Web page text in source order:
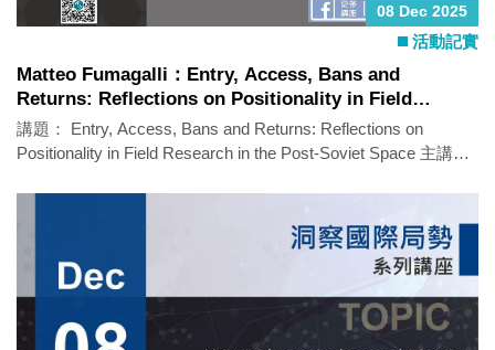
08 Dec 2025
活動記實
Matteo Fumagalli：Entry, Access, Bans and
Returns: Reflections on Positionality in Field
Research in the Post-Soviet Space
講題： Entry, Access, Bans and Returns: Reflections on
Positionality in Field Research in the Post-Soviet Space 主講
decades of research, especially in Central Asia, to reflect on the
ethical and practical challenges of conducting research in
closed, closing, restricted, or otherwise challenging political